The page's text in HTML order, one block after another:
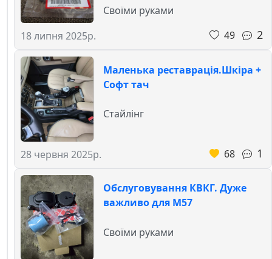
18 липня 2025р.
Своїми руками
49
2
Маленька реставрація.Шкіра +
Софт тач
28 червня 2025р.
Стайлінг
68 1
Обслуговування КВКГ. Дуже
важливо для М57
Своїми руками